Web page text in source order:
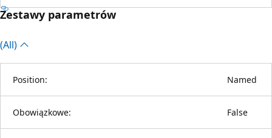
Zestawy parametrów
(All)
Position: Named
Obowiązkowe: False